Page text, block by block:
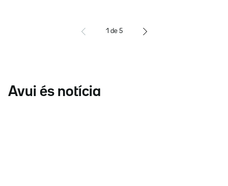
1 de 5
Avui és notícia